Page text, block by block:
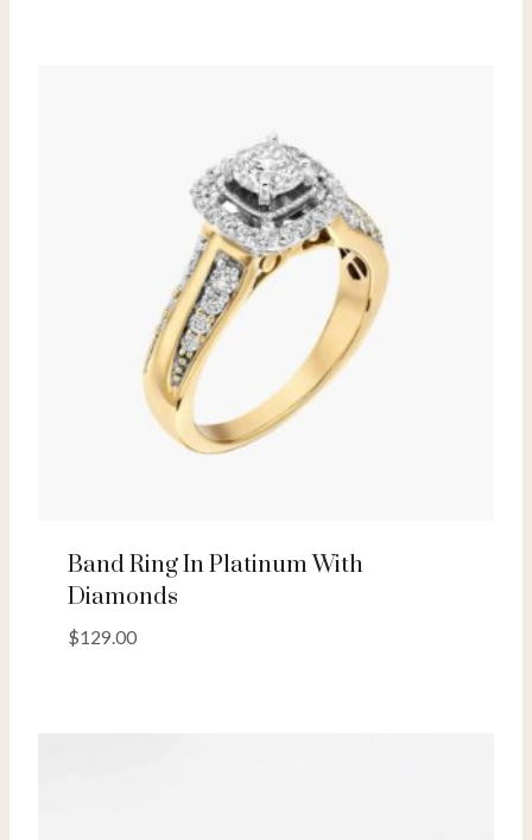
Band Ring In Platinum With
Diamonds
$129.00